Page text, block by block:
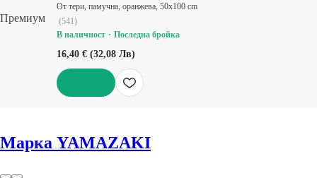
Премиум
От тери, памучна, оранжева, 50x100 cm
(541)
В наличност
Последна бройка
16,40 € (32,08 Лв)
Марка YAMAZAKI